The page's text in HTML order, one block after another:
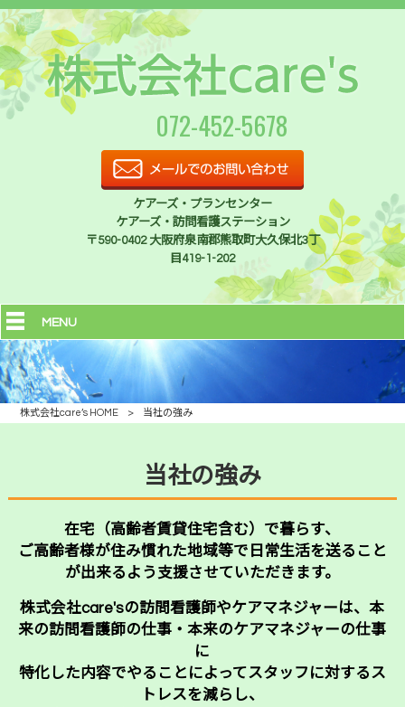
072-452-5678
ケアーズ・プランセンター
ケアーズ・訪問看護ステーション
〒590-0402 大阪府泉南郡熊取町大久保北3丁
目419-1-202
MENU
株式会社care’s HOME > 当社の強み
当社の強み
在宅（高齢者賃貸住宅含む）で暮らす、
ご高齢者様が住み慣れた地域等で日常生活を送ること
が出来るよう支援させていただきます。
株式会社care'sの訪問看護師やケアマネジャーは、本
来の訪問看護師の仕事・本来のケアマネジャーの仕事
に
特化した内容でやることによってスタッフに対するス
トレスを減らし、